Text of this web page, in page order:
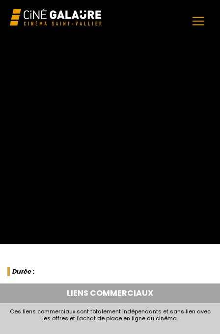
Durée :
LIENS COMMERCIAUX
Ces liens commerciaux sont totalement indépendants et sans lien avec
les offres et l'achat de place en ligne du cinéma.